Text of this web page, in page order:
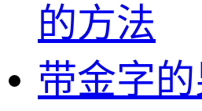
的方法
带金字